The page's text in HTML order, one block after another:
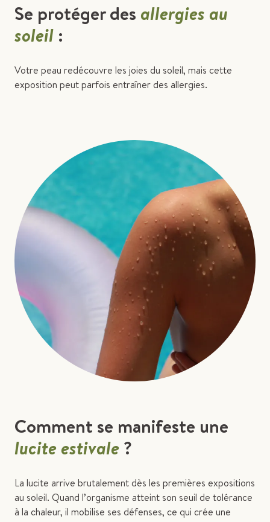
Se protéger des allergies au
soleil :
Votre peau redécouvre les joies du soleil, mais cette
exposition peut parfois entraîner des allergies.
Comment se manifeste une
lucite estivale?
La lucite arrive brutalement dès les premières expositions
au soleil. Quand l’organisme atteint son seuil de tolérance
à la chaleur, il mobilise ses défenses, ce qui crée une